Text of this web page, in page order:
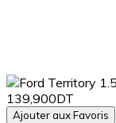
139,900DT
Ajouter aux Favoris